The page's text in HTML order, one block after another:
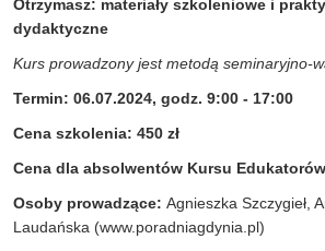
Otrzymasz: materiały szkoleniowe i
dydaktyczne
Kurs prowadzony jest metodą seminaryjno-
Termin: 06.07.2024, godz. 9:00 - 17:00
Cena szkolenia: 450 zł
Cena dla absolwentów Kursu
Osoby prowadzące: Agnieszka Szczygieł,
Laudańska (www.poradniagdynia.pl)